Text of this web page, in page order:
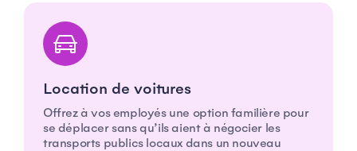
Location de voitures
Offrez à vos employés une option familière pour
se déplacer sans qu’ils aient à négocier les
transports publics locaux dans un nouveau